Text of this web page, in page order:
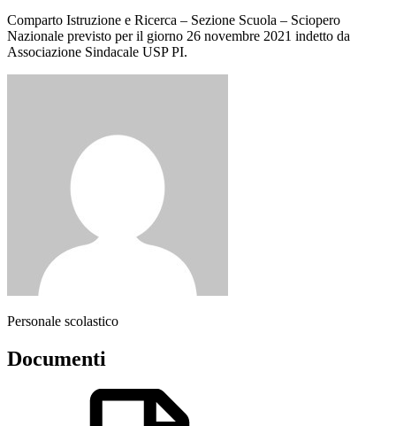
Comparto Istruzione e Ricerca – Sezione Scuola – Sciopero
Nazionale previsto per il giorno 26 novembre 2021 indetto da
Associazione Sindacale USP PI.
Personale scolastico
Documenti